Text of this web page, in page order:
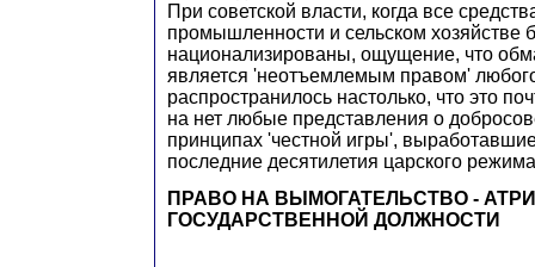
При советской власти, когда все
промышленности и сельском хозяйстве
национализированы, ощущение, что
является 'неотъемлемым правом'
распространилось настолько, что это
на нет любые представления о
принципах 'честной игры',
последние десятилетия царского
ПРАВО НА ВЫМОГАТЕЛЬСТВО -
ГОСУДАРСТВЕННОЙ ДОЛЖНОСТИ